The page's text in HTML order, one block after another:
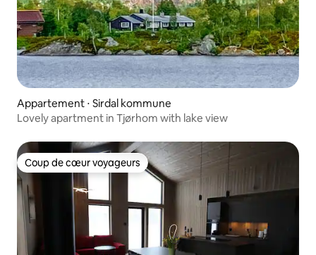
Appartement ⋅ Sirdal kommune
Lovely apartment in Tjørhom with lake view
Coup de cœur voyageurs
Coup de cœur voyageurs